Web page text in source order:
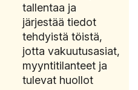
tallentaa ja
järjestää tiedot
tehdyistä töistä,
jotta vakuutusasiat,
myyntitilanteet ja
tulevat huollot